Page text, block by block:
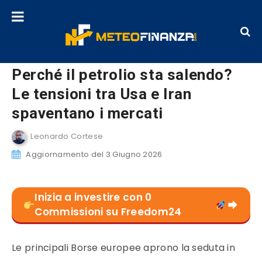
Perché il petrolio sta salendo?
Le tensioni tra Usa e Iran
spaventano i mercati
Leonardo Cortese
Aggiornamento del 3 Giugno 2026
Inizia a investire con 0
Commissioni su Freedom24
Le principali Borse europee aprono la seduta in